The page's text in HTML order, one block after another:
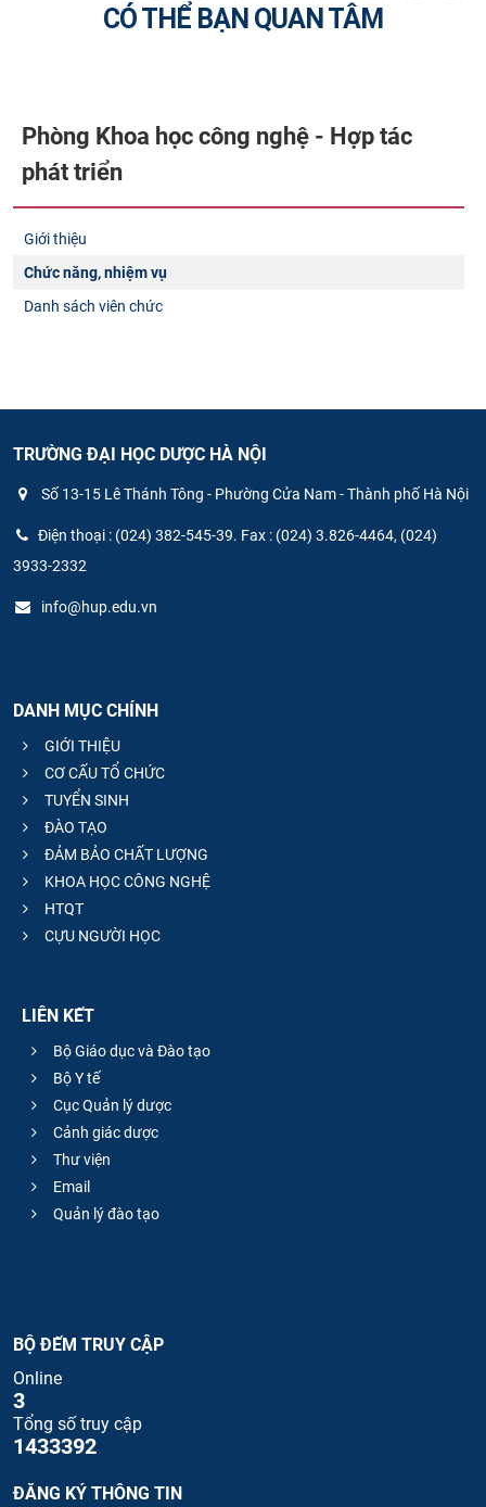
CÓ THỂ BẠN QUAN TÂM
Phòng Khoa học công nghệ - Hợp tác
phát triển
Giới thiệu
Chức năng, nhiệm vụ
Danh sách viên chức
TRƯỜNG ĐẠI HỌC DƯỢC HÀ NỘI
Số 13-15 Lê Thánh Tông - Phường Cửa Nam - Thành phố Hà Nội
Điện thoại : (024) 382-545-39. Fax : (024) 3.826-4464, (024)
3933-2332
info@hup.edu.vn
DANH MỤC CHÍNH
GIỚI THIỆU
CƠ CẤU TỔ CHỨC
TUYỂN SINH
ĐÀO TẠO
ĐẢM BẢO CHẤT LƯỢNG
KHOA HỌC CÔNG NGHỆ
HTQT
CỰU NGƯỜI HỌC
LIÊN KẾT
Bộ Giáo dục và Đào tạo
Bộ Y tế
Cục Quản lý dược
Cảnh giác dược
Thư viện
Email
Quản lý đào tạo
BỘ ĐẾM TRUY CẬP
Online
3
Tổng số truy cập
1433392
ĐĂNG KÝ THÔNG TIN